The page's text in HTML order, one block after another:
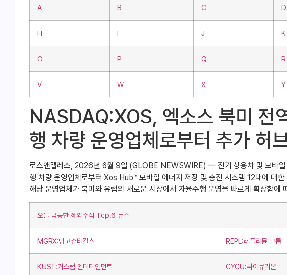
A B C D
H I J K
O P Q R
V W X Y
NASDAQ:XOS, 엑소스 북미 전
행 차량 운영업체로부터 추가 허
로스앤젤레스, 2026년 6월 9일 (GLOBE NEWSWIRE) — 전기 상용차 및 모바일
행 차량 운영업체로부터 Xos Hub™ 모바일 에너지 저장 및 충전 시스템 12대에 대
해당 운영업체가 북미와 유럽의 새로운 시장에서 자율주행 운영을 빠르게 확장함에
오늘 급등한 해외주식 Top.6 뉴스
MGRX:망고슈티컬스 REPL:레플리뮨 그룹
KUST:커스텀 엔터테인먼트 CYCU:싸이큐리온